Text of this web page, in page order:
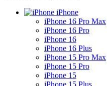
iPhone
iPhone 16 Pro Max
iPhone 16 Pro
iPhone 16
iPhone 16 Plus
iPhone 15 Pro Max
iPhone 15 Pro
iPhone 15
iPhone 15 Plus